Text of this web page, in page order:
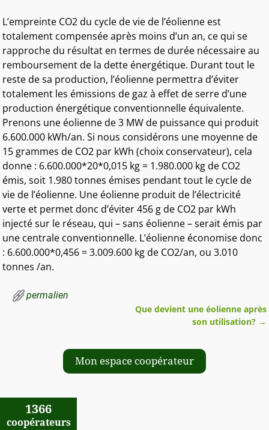
L’empreinte CO2 du cycle de vie de l’éolienne est
totalement compensée après moins d’un an, ce qui se
rapproche du résultat en termes de durée nécessaire au
remboursement de la dette énergétique. Durant tout le
reste de sa production, l’éolienne permettra d’éviter
totalement les émissions de gaz à effet de serre d’une
production énergétique conventionnelle équivalente.
Prenons une éolienne de 3 MW de puissance qui produit
6.600.000 kWh/an. Si nous considérons une moyenne de
15 grammes de CO2 par kWh (choix conservateur), cela
donne : 6.600.000*20*0,015 kg = 1.980.000 kg de CO2
émis, soit 1.980 tonnes émises pendant tout le cycle de
vie de l’éolienne. Une éolienne produit de l’électricité
verte et permet donc d’éviter 456 g de CO2 par kWh
injecté sur le réseau, qui – sans éolienne – serait émis par
une centrale conventionnelle. L’éolienne économise donc
: 6.600.000*0,456 = 3.009.600 kg de CO2/an, ou 3.010
tonnes /an.
permalien
Que devient une éolienne après
son utilisation? →
Mon espace coopérateur
1366
coopérateurs